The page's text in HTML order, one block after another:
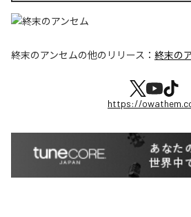
終末のアンセムの他のリリース： 終末の
https://